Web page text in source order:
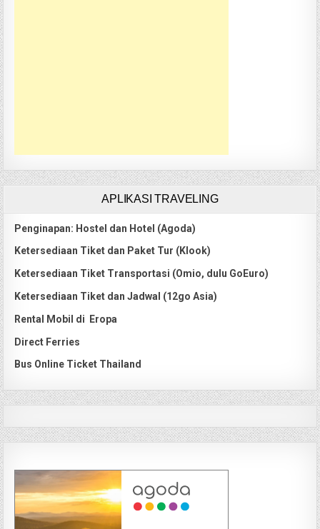
APLIKASI TRAVELING
Penginapan: Hostel dan Hotel (Agoda)
Ketersediaan Tiket dan Paket Tur (Klook)
Ketersediaan Tiket Transportasi (Omio, dulu GoEuro)
Ketersediaan Tiket dan Jadwal (12go Asia)
Rental Mobil di Eropa
Direct Ferries
Bus Online Ticket Thailand